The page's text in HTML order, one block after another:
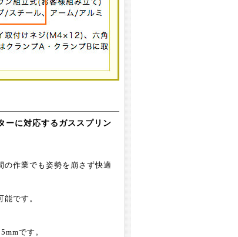
ーに対応するガススプリン
の作業でも姿勢を崩さず快適
です。
です。